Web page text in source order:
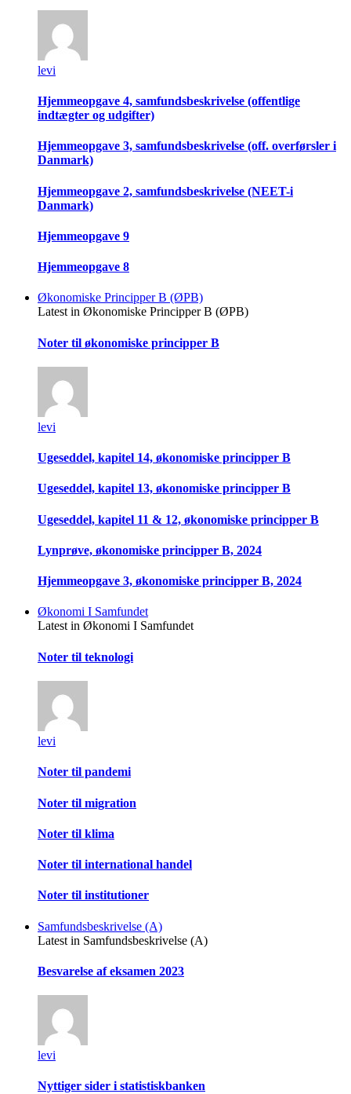
levi
Hjemmeopgave 4, samfundsbeskrivelse (offentlige
indtægter og udgifter)
Hjemmeopgave 3, samfundsbeskrivelse (off. overførsler i
Danmark)
Hjemmeopgave 2, samfundsbeskrivelse (NEET-i
Danmark)
Hjemmeopgave 9
Hjemmeopgave 8
Økonomiske Principper B (ØPB)
Latest in Økonomiske Principper B (ØPB)
Noter til økonomiske principper B
levi
Ugeseddel, kapitel 14, økonomiske principper B
Ugeseddel, kapitel 13, økonomiske principper B
Ugeseddel, kapitel 11 & 12, økonomiske principper B
Lynprøve, økonomiske principper B, 2024
Hjemmeopgave 3, økonomiske principper B, 2024
Økonomi I Samfundet
Latest in Økonomi I Samfundet
Noter til teknologi
levi
Noter til pandemi
Noter til migration
Noter til klima
Noter til international handel
Noter til institutioner
Samfundsbeskrivelse (A)
Latest in Samfundsbeskrivelse (A)
Besvarelse af eksamen 2023
levi
Nyttiger sider i statistiskbanken